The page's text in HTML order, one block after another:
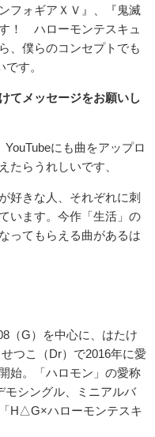
フォギアＸＶ』、『鬼滅
！ ハローモンテスキュ
、僕らのコンセプトでも
す。
てメッセージをお願いし
にも曲をアップロ
たらうれしいです、
好きな人、それぞれに刺
います。今作「生活」の
ってもらえる曲があるは
（G）を中心に、はたけ
つこ（Dr）で2016年に愛
始。「ハロモン」の愛称
モシングル、ミニアルバ
H△G×ハローモンテスキ